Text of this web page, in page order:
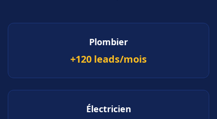
Plombier
+120 leads/mois
Électricien